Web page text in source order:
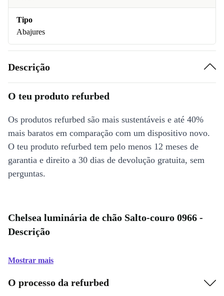
Tipo
Abajures
Descrição
O teu produto refurbed
Os produtos refurbed são mais sustentáveis e até 40%
mais baratos em comparação com um dispositivo novo.
O teu produto refurbed tem pelo menos 12 meses de
garantia e direito a 30 dias de devolução gratuita, sem
perguntas.
Chelsea luminária de chão Salto-couro 0966 -
Descrição
Mostrar mais
O processo da refurbed